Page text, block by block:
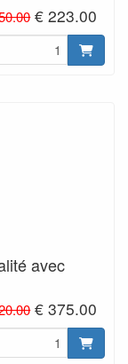
€ 223.00
avec
€ 375.00